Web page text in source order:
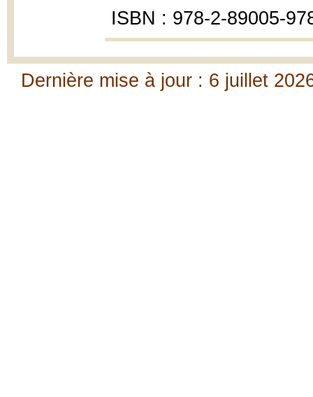
ISBN : 978-2-89005-
Dernière mise à jour : 6 juillet